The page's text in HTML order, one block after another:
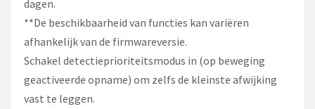
dagen.
**De beschikbaarheid van functies kan variëren
afhankelijk van de firmwareversie.
Schakel detectieprioriteitsmodus in (op beweging
geactiveerde opname) om zelfs de kleinste afwijking
vast te leggen.